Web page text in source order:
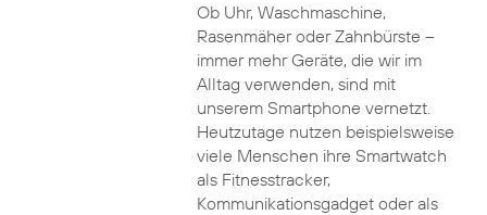
Ob Uhr, Waschmaschine,
Rasenmäher oder Zahnbürste –
immer mehr Geräte, die wir im
Alltag verwenden, sind mit
unserem Smartphone vernetzt.
Heutzutage nutzen beispielsweise
viele Menschen ihre Smartwatch
als Fitnesstracker,
Kommunikationsgadget oder als